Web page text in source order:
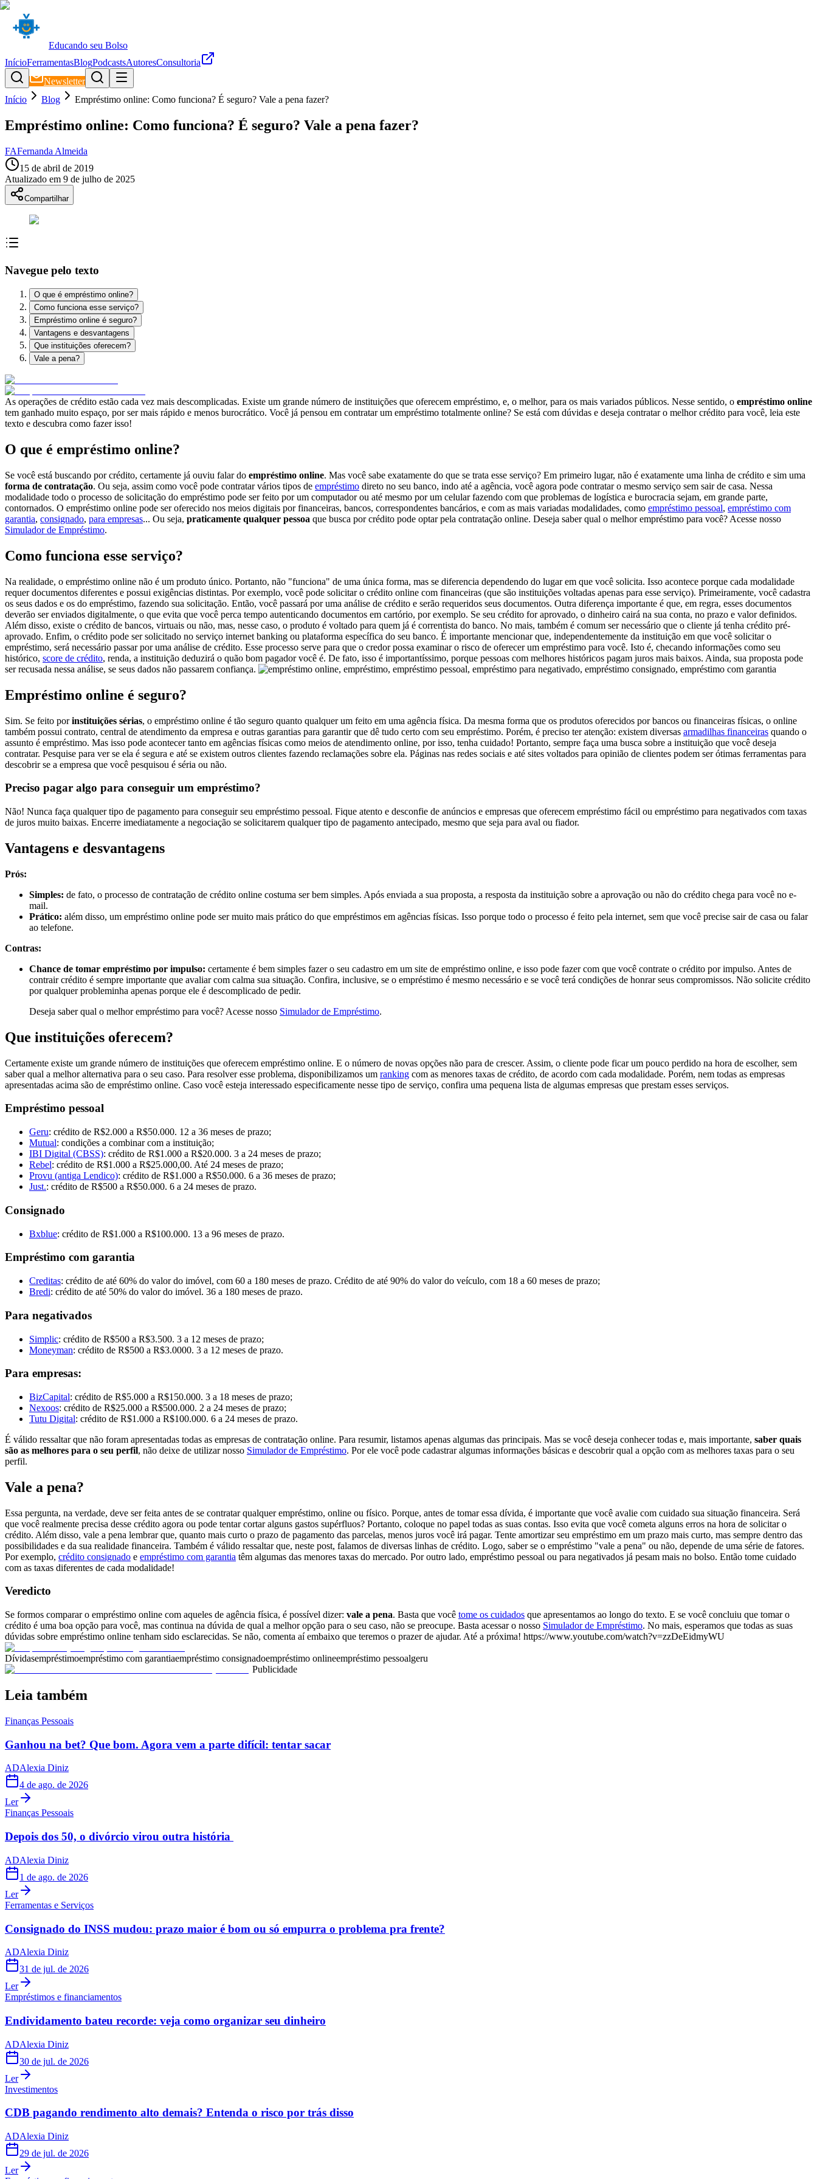
Educando seu Bolso
InícioFerramentasBlogPodcastsAutoresConsultoria
Newsletter
Início
Blog Empréstimo online: Como funciona? É seguro? Vale a pena fazer?
Empréstimo online: Como funciona? É seguro? Vale a pena fazer?
FAFernanda Almeida
15 de abril de 2019
Atualizado em 9 de julho de 2025
Compartilhar
Navegue pelo texto
O que é empréstimo online?
Como funciona esse serviço?
Empréstimo online é seguro?
Vantagens e desvantagens
Que instituições oferecem?
Vale a pena?
As operações de crédito estão cada vez mais descomplicadas. Existe um grande número de instituições que oferecem empréstimo, e, o melhor, para os mais variados públicos. Nesse sentido, o empréstimo online
tem ganhado muito espaço, por ser mais rápido e menos burocrático. Você já pensou em contratar um empréstimo totalmente online? Se está com dúvidas e deseja contratar o melhor crédito para você, leia este
texto e descubra como fazer isso!
O que é empréstimo online?
Se você está buscando por crédito, certamente já ouviu falar do empréstimo online. Mas você sabe exatamente do que se trata esse serviço? Em primeiro lugar, não é exatamente uma linha de crédito e sim uma
forma de contratação. Ou seja, assim como você pode contratar vários tipos de empréstimo direto no seu banco, indo até a agência, você agora pode contratar o mesmo serviço sem sair de casa. Nessa
modalidade todo o processo de solicitação do empréstimo pode ser feito por um computador ou até mesmo por um celular fazendo com que problemas de logística e burocracia sejam, em grande parte,
contornados. O empréstimo online pode ser oferecido nos meios digitais por financeiras, bancos, correspondentes bancários, e com as mais variadas modalidades, como empréstimo pessoal, empréstimo com
garantia, consignado, para empresas... Ou seja, praticamente qualquer pessoa que busca por crédito pode optar pela contratação online. Deseja saber qual o melhor empréstimo para você? Acesse nosso
Simulador de Empréstimo.
Como funciona esse serviço?
Na realidade, o empréstimo online não é um produto único. Portanto, não "funciona" de uma única forma, mas se diferencia dependendo do lugar em que você solicita. Isso acontece porque cada modalidade
requer documentos diferentes e possui exigências distintas. Por exemplo, você pode solicitar o crédito online com financeiras (que são instituições voltadas apenas para esse serviço). Primeiramente, você cadastra
os seus dados e os do empréstimo, fazendo sua solicitação. Então, você passará por uma análise de crédito e serão requeridos seus documentos. Outra diferença importante é que, em regra, esses documentos
deverão ser enviados digitalmente, o que evita que você perca tempo autenticando documentos em cartório, por exemplo. Se seu crédito for aprovado, o dinheiro cairá na sua conta, no prazo e valor definidos.
Além disso, existe o crédito de bancos, virtuais ou não, mas, nesse caso, o produto é voltado para quem já é correntista do banco. No mais, também é comum ser necessário que o cliente já tenha crédito pré-
aprovado. Enfim, o crédito pode ser solicitado no serviço internet banking ou plataforma específica do seu banco. É importante mencionar que, independentemente da instituição em que você solicitar o
empréstimo, será necessário passar por uma análise de crédito. Esse processo serve para que o credor possa examinar o risco de oferecer um empréstimo para você. Isto é, checando informações como seu
histórico, score de crédito, renda, a instituição deduzirá o quão bom pagador você é. De fato, isso é importantíssimo, porque pessoas com melhores históricos pagam juros mais baixos. Ainda, sua proposta pode
ser recusada nessa análise, se seus dados não passarem confiança.
Empréstimo online é seguro?
Sim. Se feito porinstituições sérias, o empréstimo online é tão seguro quanto qualquer um feito em uma agência física. Da mesma forma que os produtos oferecidos por bancos ou financeiras físicas, o online
também possui contrato, central de atendimento da empresa e outras garantias para garantir que dê tudo certo com seu empréstimo. Porém, é preciso ter atenção: existem diversas armadilhas financeiras quando o
assunto é empréstimo. Mas isso pode acontecer tanto em agências físicas como meios de atendimento online, por isso, tenha cuidado! Portanto, sempre faça uma busca sobre a instituição que você deseja
contratar. Pesquise para ver se ela é segura e até se existem outros clientes fazendo reclamações sobre ela. Páginas nas redes sociais e até sites voltados para opinião de clientes podem ser ótimas ferramentas para
descobrir se a empresa que você pesquisou é séria ou não.
Preciso pagar algo para conseguir um empréstimo?
Não! Nunca faça qualquer tipo de pagamento para conseguir seu empréstimo pessoal. Fique atento e desconfie de anúncios e empresas que oferecem empréstimo fácil ou empréstimo para negativados com taxas
de juros muito baixas. Encerre imediatamente a negociação se solicitarem qualquer tipo de pagamento antecipado, mesmo que seja para aval ou fiador.
Vantagens e desvantagens
Prós:
Simples: de fato, o processo de contratação de crédito online costuma ser bem simples. Após enviada a sua proposta, a resposta da instituição sobre a aprovação ou não do crédito chega para você no e-
mail.
Prático: além disso, um empréstimo online pode ser muito mais prático do que empréstimos em agências físicas. Isso porque todo o processo é feito pela internet, sem que você precise sair de casa ou falar
ao telefone.
Contras:
Chance de tomar empréstimo por impulso: certamente é bem simples fazer o seu cadastro em um site de empréstimo online, e isso pode fazer com que você contrate o crédito por impulso. Antes de
contrair crédito é sempre importante que avaliar com calma sua situação. Confira, inclusive, se o empréstimo é mesmo necessário e se você terá condições de honrar seus compromissos. Não solicite crédito
por qualquer probleminha apenas porque ele é descomplicado de pedir.
Deseja saber qual o melhor empréstimo para você? Acesse nosso Simulador de Empréstimo.
Que instituições oferecem?
Certamente existe um grande número de instituições que oferecem empréstimo online. E o número de novas opções não para de crescer. Assim, o cliente pode ficar um pouco perdido na hora de escolher, sem
saber qual a melhor alternativa para o seu caso. Para resolver esse problema, disponibilizamos um ranking com as menores taxas de crédito, de acordo com cada modalidade. Porém, nem todas as empresas
apresentadas acima são de empréstimo online. Caso você esteja interessado especificamente nesse tipo de serviço, confira uma pequena lista de algumas empresas que prestam esses serviços.
Empréstimo pessoal
Geru: crédito de R$2.000 a R$50.000. 12 a 36 meses de prazo;
Mutual: condições a combinar com a instituição;
IBI Digital (CBSS): crédito de R$1.000 a R$20.000. 3 a 24 meses de prazo;
Rebel: crédito de R$1.000 a R$25.000,00. Até 24 meses de prazo;
Provu (antiga Lendico): crédito de R$1.000 a R$50.000. 6 a 36 meses de prazo;
Just.: crédito de R$500 a R$50.000. 6 a 24 meses de prazo.
Consignado
Bxblue: crédito de R$1.000 a R$100.000. 13 a 96 meses de prazo.
Empréstimo com garantia
Creditas: crédito de até 60% do valor do imóvel, com 60 a 180 meses de prazo. Crédito de até 90% do valor do veículo, com 18 a 60 meses de prazo;
Bredi: crédito de até 50% do valor do imóvel. 36 a 180 meses de prazo.
Para negativados
Simplic: crédito de R$500 a R$3.500. 3 a 12 meses de prazo;
Moneyman: crédito de R$500 a R$3.0000. 3 a 12 meses de prazo.
Para empresas:
BizCapital: crédito de R$5.000 a R$150.000. 3 a 18 meses de prazo;
Nexoos: crédito de R$25.000 a R$500.000. 2 a 24 meses de prazo;
Tutu Digital: crédito de R$1.000 a R$100.000. 6 a 24 meses de prazo.
É válido ressaltar que não foram apresentadas todas as empresas de contratação online. Para resumir, listamos apenas algumas das principais. Mas se você deseja conhecer todas e, mais importante, saber quais
são as melhores para o seu perfil, não deixe de utilizar nosso Simulador de Empréstimo. Por ele você pode cadastrar algumas informações básicas e descobrir qual a opção com as melhores taxas para o seu
perfil.
Vale a pena?
Essa pergunta, na verdade, deve ser feita antes de se contratar qualquer empréstimo, online ou físico. Porque, antes de tomar essa dívida, é importante que você avalie com cuidado sua situação financeira. Será
que você realmente precisa desse crédito agora ou pode tentar cortar alguns gastos supérfluos? Portanto, coloque no papel todas as suas contas. Isso evita que você cometa alguns erros na hora de solicitar o
crédito. Além disso, vale a pena lembrar que, quanto mais curto o prazo de pagamento das parcelas, menos juros você irá pagar. Tente amortizar seu empréstimo em um prazo mais curto, mas sempre dentro das
possibilidades e da sua realidade financeira. Também é válido ressaltar que, neste post, falamos de diversas linhas de crédito. Logo, saber se o empréstimo "vale a pena" ou não, depende de uma série de fatores.
Por exemplo, crédito consignado e empréstimo com garantia têm algumas das menores taxas do mercado. Por outro lado, empréstimo pessoal ou para negativados já pesam mais no bolso. Então tome cuidado
com as taxas diferentes de cada modalidade!
Veredicto
Se formos comparar o empréstimo online com aqueles de agência física, é possível dizer: vale a pena. Basta que você tome os cuidados que apresentamos ao longo do texto. E se você concluiu que tomar o
crédito é uma boa opção para você, mas continua na dúvida de qual a melhor opção para o seu caso, não se preocupe. Basta acessar o nosso Simulador de Empréstimo. No mais, esperamos que todas as suas
dúvidas sobre empréstimo online tenham sido esclarecidas. Se não, comenta aí embaixo que teremos o prazer de ajudar. Até a próxima! https://www.youtube.com/watch?v=zzDeEidmyWU
Dívidasempréstimoempréstimo com garantiaempréstimo consignadoempréstimo onlineempréstimo pessoalgeru
Publicidade
Leia também
Finanças Pessoais
Ganhou na bet? Que bom. Agora vem a parte difícil: tentar sacar
ADAlexia Diniz
4 de ago. de 2026
Ler
Finanças Pessoais
Depois dos 50, o divórcio virou outra história
ADAlexia Diniz
1 de ago. de 2026
Ler
Ferramentas e Serviços
Consignado do INSS mudou: prazo maior é bom ou só empurra o problema pra frente?
ADAlexia Diniz
31 de jul. de 2026
Ler
Empréstimos e financiamentos
Endividamento bateu recorde: veja como organizar seu dinheiro
ADAlexia Diniz
30 de jul. de 2026
Ler
Investimentos
CDB pagando rendimento alto demais? Entenda o risco por trás disso
ADAlexia Diniz
29 de jul. de 2026
Ler